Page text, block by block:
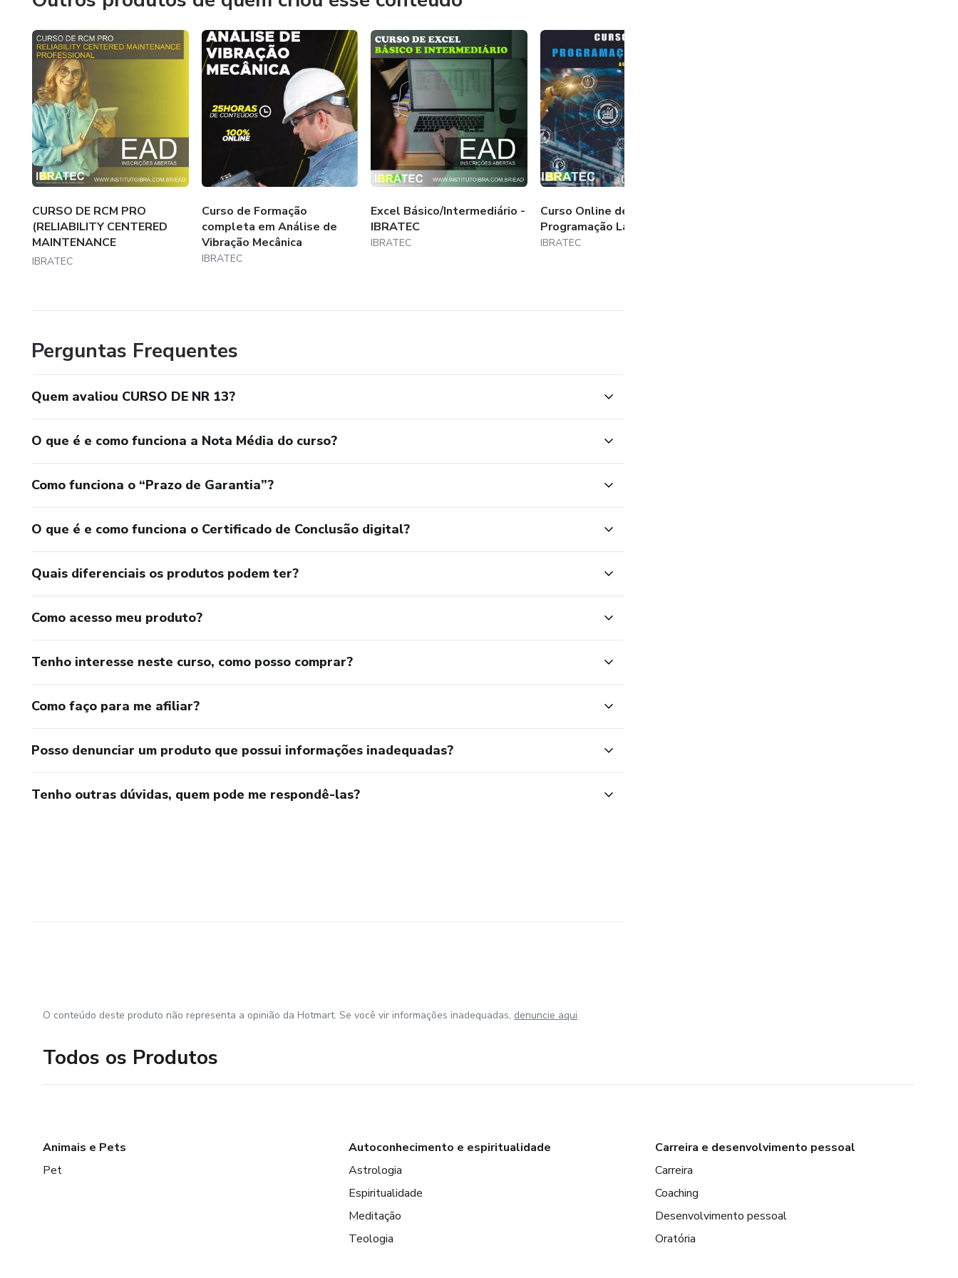
CURSO DE RCM PRO
(RELIABILITY CENTERED
MAINTENANCE
PROFISSIO...
IBRATEC
Curso de Formação
completa em Análise de
Vibração Mecânica
IBRATEC
Excel Básico/Intermediário -
IBRATEC
IBRATEC
Curso Online de
Programação Ladder
IBRATEC
Perguntas Frequentes
Quem avaliou CURSO DE NR 13?
O que é e como funciona a Nota Média do curso?
Como funciona o “Prazo de Garantia”?
O que é e como funciona o Certificado de Conclusão digital?
Quais diferenciais os produtos podem ter?
Como acesso meu produto?
Tenho interesse neste curso, como posso comprar?
Como faço para me afiliar?
Posso denunciar um produto que possui informações inadequadas?
Tenho outras dúvidas, quem pode me respondê-las?
O conteúdo deste produto não representa a opinião da Hotmart. Se você vir informações inadequadas, denuncie aqui
Todos os Produtos
Animais e Pets
Pet
Autoconhecimento e espiritualidade
Astrologia
Espiritualidade
Meditação
Teologia
Carreira e desenvolvimento pessoal
Carreira
Coaching
Desenvolvimento pessoal
Oratória